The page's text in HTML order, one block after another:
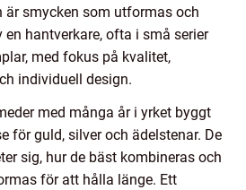
är smycken som utformas och
hantverkare, ofta i små serier
med fokus på kvalitet,
individuell design.
med många år i yrket byggt
för guld, silver och ädelstenar. De
sig, hur de bäst kombineras och
för att hålla länge. Ett